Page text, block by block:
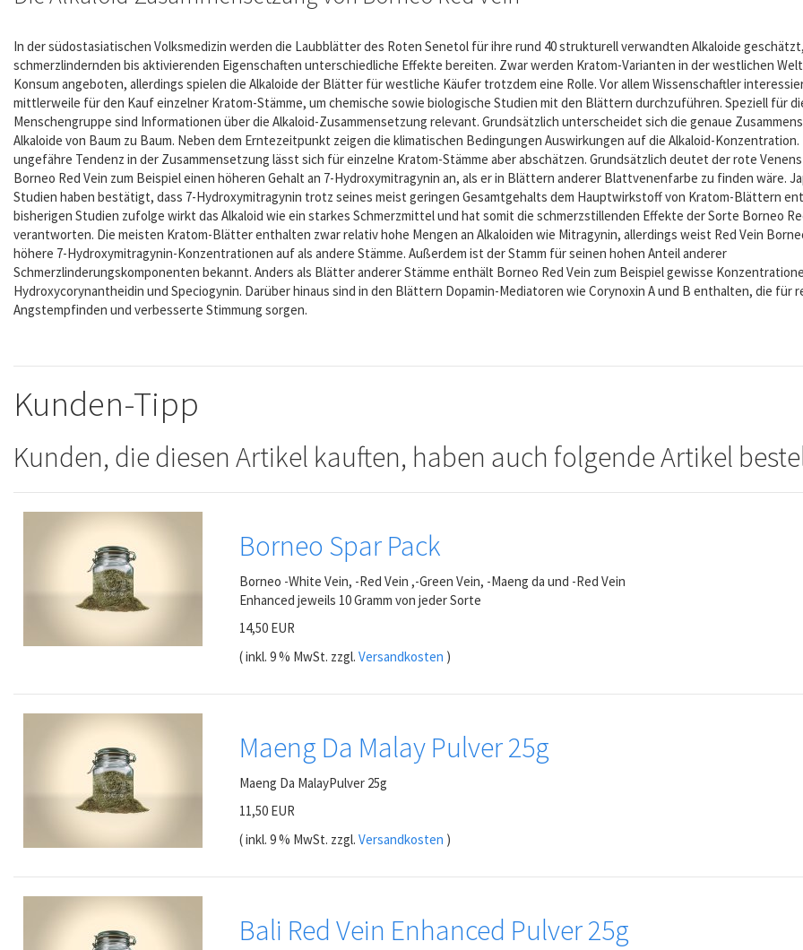
In der südostasiatischen Volksmedizin werden die Laubblätter des Roten Senetol für ihre rund 40 strukturell verwandten Alkaloide
schmerzlindernden bis aktivierenden Eigenschaften unterschiedliche Effekte bereiten. Zwar werden Kratom-Varianten in der westlichen
Konsum angeboten, allerdings spielen die Alkaloide der Blätter für westliche Käufer trotzdem eine Rolle. Vor allem Wissenschaftler
mittlerweile für den Kauf einzelner Kratom-Stämme, um chemische sowie biologische Studien mit den Blättern durchzuführen. Speziell für
Menschengruppe sind Informationen über die Alkaloid-Zusammensetzung relevant. Grundsätzlich unterscheidet sich die genaue
Alkaloide von Baum zu Baum. Neben dem Erntezeitpunkt zeigen die klimatischen Bedingungen Auswirkungen auf die Alkaloid-
ungefähre Tendenz in der Zusammensetzung lässt sich für einzelne Kratom-Stämme aber abschätzen. Grundsätzlich deutet der rote
Borneo Red Vein zum Beispiel einen höheren Gehalt an 7-Hydroxymitragynin an, als er in Blättern anderer Blattvenenfarbe zu finden wäre.
Studien haben bestätigt, dass 7-Hydroxymitragynin trotz seines meist geringen Gesamtgehalts dem Hauptwirkstoff von Kratom-Blättern
bisherigen Studien zufolge wirkt das Alkaloid wie ein starkes Schmerzmittel und hat somit die schmerzstillenden Effekte der Sorte Borneo
verantworten. Die meisten Kratom-Blätter enthalten zwar relativ hohe Mengen an Alkaloiden wie Mitragynin, allerdings weist Red Vein
höhere 7-Hydroxymitragynin-Konzentrationen auf als andere Stämme. Außerdem ist der Stamm für seinen hohen Anteil anderer
Schmerzlinderungskomponenten bekannt. Anders als Blätter anderer Stämme enthält Borneo Red Vein zum Beispiel gewisse
Hydroxycorynantheidin und Speciogynin. Darüber hinaus sind in den Blättern Dopamin-Mediatoren wie Corynoxin A und B enthalten, die für
Angstempfinden und verbesserte Stimmung sorgen.
Kunden-Tipp
Kunden, die diesen Artikel kauften, haben auch folgende Artikel
Borneo Spar Pack
Borneo -White Vein, -Red Vein ,-Green Vein, -Maeng da und -Red Vein
Enhanced jeweils 10 Gramm von jeder Sorte
14,50 EUR
( inkl. 9 % MwSt. zzgl. Versandkosten )
Maeng Da Malay Pulver 25g
Maeng Da MalayPulver 25g
11,50 EUR
( inkl. 9 % MwSt. zzgl. Versandkosten )
Bali Red Vein Enhanced Pulver 25g